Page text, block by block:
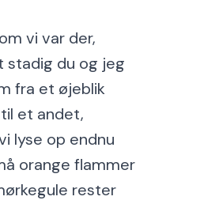
vi var der,
stadig du og jeg
fra et øjeblik
til et andet,
lyse op endnu
orange flammer
rester